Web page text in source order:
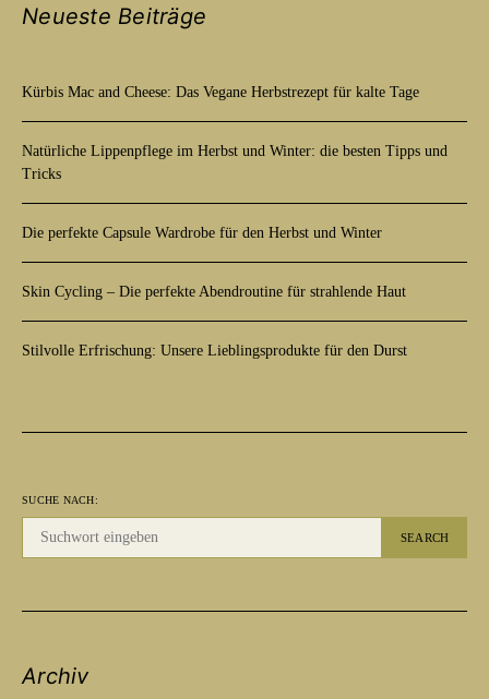
Neueste Beiträge
Kürbis Mac and Cheese: Das Vegane Herbstrezept für kalte Tage
Natürliche Lippenpflege im Herbst und Winter: die besten Tipps und
Tricks
Die perfekte Capsule Wardrobe für den Herbst und Winter
Skin Cycling – Die perfekte Abendroutine für strahlende Haut
Stilvolle Erfrischung: Unsere Lieblingsprodukte für den Durst
SUCHE NACH:
SEARCH
Archiv